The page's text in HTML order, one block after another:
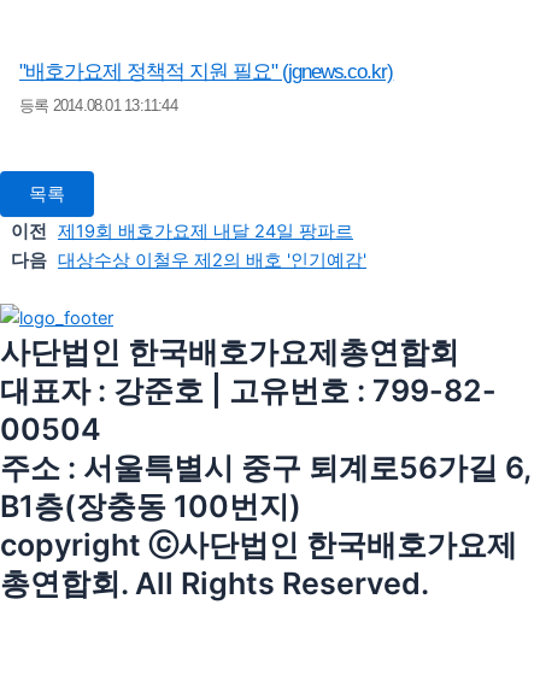
"배호가요제 정책적 지원 필요" (jgnews.co.kr)
등록 2014.08.01 13:11:44
목록
이전 제19회 배호가요제 내달 24일 팡파르
다음 대상수상 이철우 제2의 배호 '인기예감'
사단법인 한국배호가요제총연합회
대표자 : 강준호 | 고유번호 : 799-82-
00504
주소 : 서울특별시 중구 퇴계로56가길 6,
B1층(장충동 100번지)
copyright ⓒ사단법인 한국배호가요제
총연합회. All Rights Reserved.